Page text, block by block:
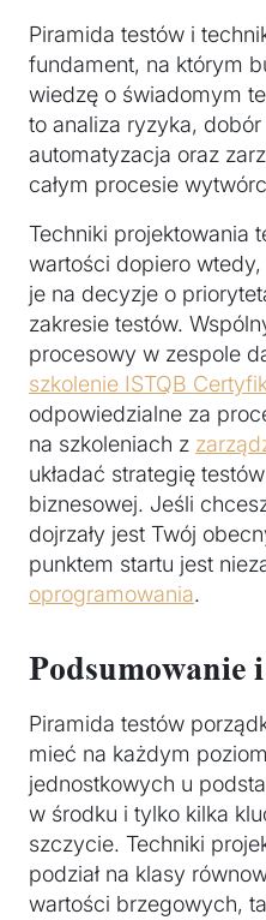
Piramida testów i
fundament, na którym
wiedzę o świadomym
to analiza ryzyka,
automatyzacja oraz
całym procesie
Techniki projektowania
wartości dopiero
je na decyzje o
zakresie testów.
procesowy w zespole
szkolenie ISTQB
odpowiedzialne za
na szkoleniach z
układać strategię
biznesowej. Jeśli
dojrzały jest Twój
punktem startu jest
oprogramowania.
Podsumowanie
Piramida testów
mieć na każdym
jednostkowych u
w środku i tylko kilka
szczycie. Techniki
podział na klasy
wartości brzegowych,